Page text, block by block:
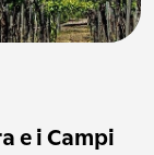
e i Campi